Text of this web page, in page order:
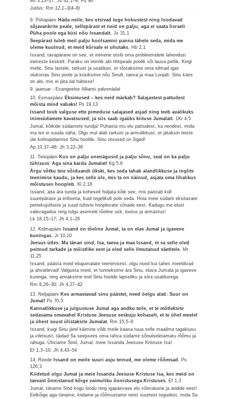
Jutlus: Rm 12,1–3(4–8)
9. Pühapäev Häda neile, kes otsivad tuge hobustest ning loodavad
sõjavankrite peale, sellepärast et neid on palju, aga ei vaata Iisraeli
Püha poole ega küsi nõu Issandalt.Js 31,1
Seepärast tuleb meil palju hoolsamini panna tähele seda, mida me
oleme kuulnud, et meid kõrvale ei uhutaks. Hb 2,1
Issand, tavapärane on see, et inimene otsib oma probleemidele lahendusi
inimeste keskelt. Paraku on inimlik abi tihtipeale poolik või lausa petlik. Kingi
meile, Sinu lastele, tarkust ja usaldust, et tõstaksime oma silmad igas
olukorras Sinu poole ja küsiksime nõu Sinult, taeva ja maa Loojalt. Sinu käes
on abi, mis ei jäta iial häbisse!
9. jaanuar - Evangeelse Alliansi palvenädal
10. Esmaspäev Eksimused – kes neid märkab? Salajastest pattudest
mõista mind vabaks! Ps 19,13
Issand toob valguse ette pimeduse salajased asjad ning teeb avalikuks
inimsüdamete kavatsused; ja siis saab igaüks kiituse Jumalalt.1Kr 4,5
Jumal, kõikide südamete tundja! Puhasta mu elu pattudest, ka nendest, mida
ma ise ei suuda näha. Olgu mul alati tarkust ja armulikkust, et jätaksin teiste
üle kohtupidamise Sinu hoolde. Sinu otsused on õiged!
Ap 10,37–48; Jh 3,22–36
11. Teisipäev Kus on palju unenägusid ja palju sõnu, seal on ka palju
tühisust. Aga sina karda Jumalat! Kg 5,6
Ärgu võtku teie võiduandi ükski, kes seda tahab alandlikkuse ja inglite
teenimise kaudu, ja kes selle üle, mis ta on näinud, asjata oma lihalikus
mõistuses hoopleb. Kl 2,18
Issand, aita ära tunda ja koheselt hüljata kõik see, mis paistab küll
suurepärase ja erilisena, kuid tegelikult pole seda. Hoia meie südant eksitavate
pettekujutluste ja suud tühiste hooplevate sõnade eest. Kadugu me elust
valevagadus ning tulgu asemele tõeline usk, lootus ja armastus!
Lk 18,15–17; Jh 4,1–26
12. Kolmapäev Issand on tõeline Jumal, ta on elav Jumal ja igavene
kuningas.Jr 10,10
Jeesus ütles: Ma tänan sind, Isa, taeva ja maa Issand, et sa selle oled
peitnud tarkade ja mõistlike eest ja oled selle ilmutanud väetitele. Mt
11,25
Issand, päästa meid ebajumalate teenimisest, olgu nood kui tahes meeldivad
ja ahvatlevad! Valgusta meid, et tunneksime ära Sinu, elava Jumala ja igavese
kuninga, ning annaksime end Sinu hoolde lapseliku ja siira usaldusega.
Rm 8,26–30; Jh 4,27–42
13. Neljapäev Kes armastavad sinu päästet, need öelgu alati: Suur on
Jumal! Ps 70,5
Kannatlikkuse ja julgustuse Jumal aga andku teile, et te mõtleksite
sedasama omavahel Kristuse Jeesuse eeskuju kohaselt, et te ühel meelel
ja ühest suust ülistaksite Jumalat. Rm 15,5–6
Issand, kuigi Sinu järel käimine võib meile kaasa tuua selle maailma tagakiusu
ja viletsust, täidad Sa seejuures oma rahva südame sõnulseletamatu rõõmu ja
rahuga. Ülistame Sind, Jumal, meie Issanda Jeesuse Kristuse Isa!
Ef 1,3–10; Jh 4,43–54
14. Reede Issand on meile suuri asju teinud, me oleme rõõmsad. Ps
126,3
Kiidetud olgu Jumal ja meie Issanda Jeesuse Kristuse Isa, kes meid on
taevast õnnistanud kõige vaimuliku õnnistusega Kristuses. Ef 1,3
Jumal, täname Sind kogu loodu ning igapäevase elu võimaluste ja andide eest!
Eelkõige aga täname, kiidame ja rõõmustame neist suurtest tegudest, mida Sa